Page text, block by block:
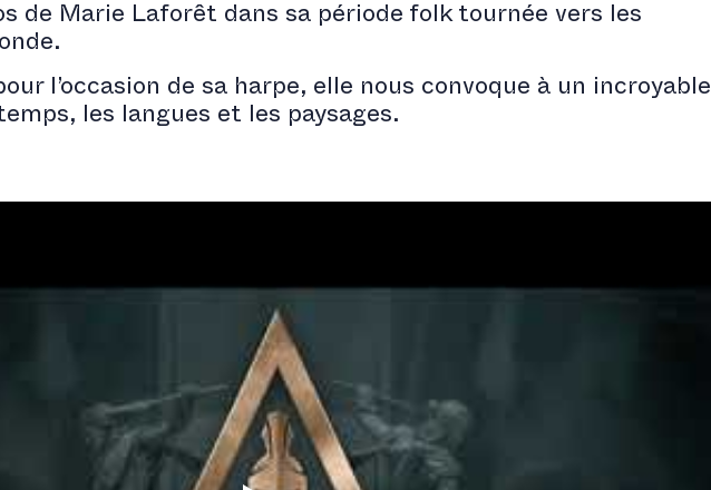
de Marie Laforêt dans sa période folk tournée vers les
l’occasion de sa harpe, elle nous convoque à un incroyable
les langues et les paysages.